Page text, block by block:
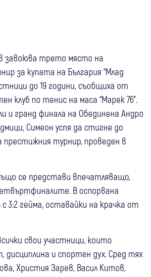
завоюва трето място на
за купата на България “Млад
до 19 години, съобщиха от
клуб по тенис на маса “Марек 76”.
и гранд финала на Обединена Андро
Симеон успя да стигне до
престижния турнир, проведен в
се представи впечатляващо,
В оспорвана
3:2 гейма, оставайки на крачка от
свои участници, които
дисциплина и спортен дух. Сред тях
Христия Зарев, Васил Китов,